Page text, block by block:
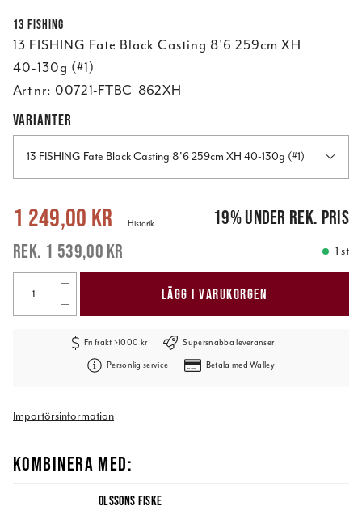
13 FISHING
13 FISHING Fate Black Casting 8'6 259cm XH
40-130g (#1)
Art nr: 00721-FTBC_862XH
VARIANTER
13 FISHING Fate Black Casting 8'6 259cm XH 40-130g (#1)
Nuvarande pris: 1 249,00 kr 1 539,00 kr
1 249,00 kr
1 539,00 kr
Historik 19%under rek. pris
1 st
LÄGG I VARUKORGEN
Fri frakt >1000 kr Supersnabba leveranser
Personlig service Betala med Walley
Importörsinformation
KOMBINERA MED:
OLSSONS FISKE